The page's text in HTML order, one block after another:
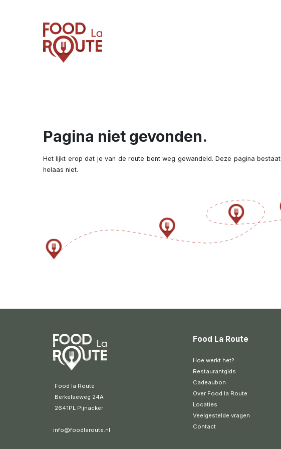
Pagina niet gevonden.
Het lijkt erop dat je van de route bent weg gewandeld. Deze pagina bestaat
helaas niet.
Food la Route
Berkelseweg 24A
2641PL Pijnacker
info@foodlaroute.nl
Food La Route
Hoe werkt het?
Restaurantgids
Cadeaubon
Over Food la Route
Locaties
Veelgestelde vragen
Contact